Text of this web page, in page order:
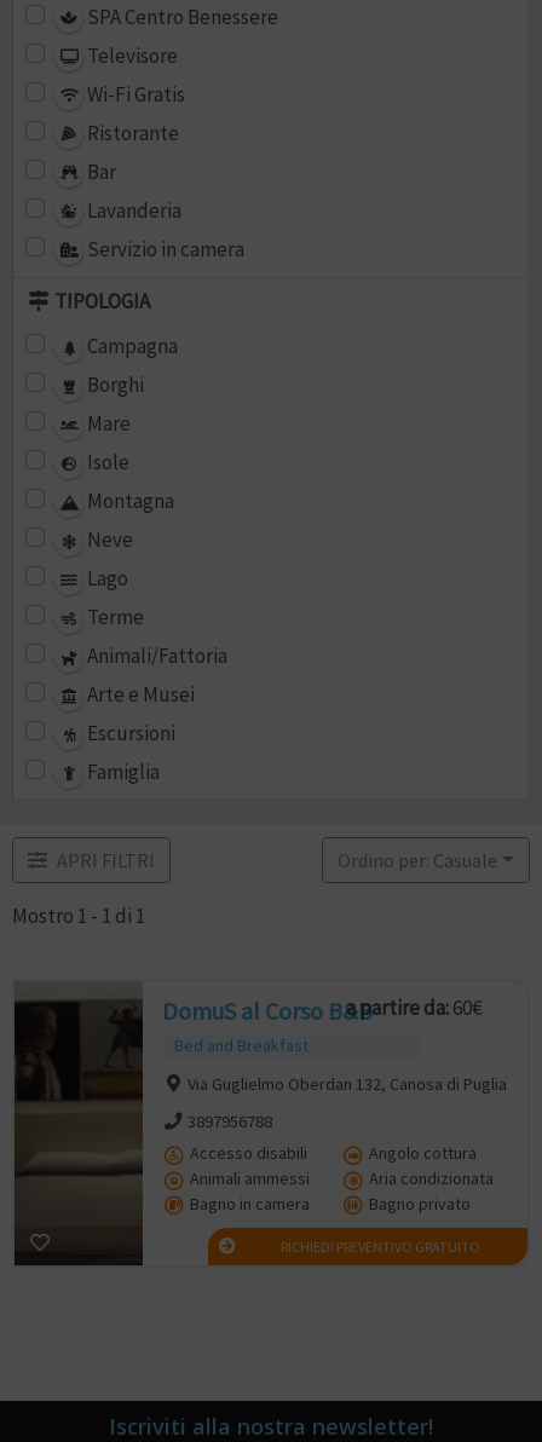
SPA Centro Benessere
Televisore
Wi-Fi Gratis
Ristorante
Bar
Lavanderia
Servizio in camera
TIPOLOGIA
Campagna
Borghi
Mare
Isole
Montagna
Neve
Lago
Terme
Animali/Fattoria
Arte e Musei
Escursioni
Famiglia
APRI FILTRI
Mostro 1 - 1 di 1
Ordino per: Casuale
DomuS al Corso B&B
Bed and Breakfast
a partire da:60€
Via Guglielmo Oberdan 132, Canosa di Puglia
3897956788
Accesso disabili
Angolo cottura
Animali ammessi
Aria condizionata
Bagno in camera
Bagno privato
RICHIEDI PREVENTIVO GRATUITO
Iscriviti alla nostra newsletter!